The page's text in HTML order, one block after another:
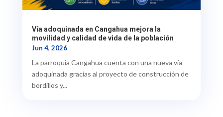
Vía adoquinada en Cangahua mejora la
movilidad y calidad de vida de la población
Jun 4, 2026
La parroquia Cangahua cuenta con una nueva vía
adoquinada gracias al proyecto de construcción de
bordillos y...